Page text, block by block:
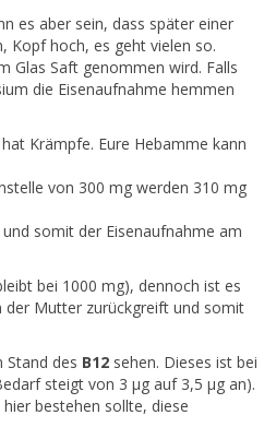
es aber sein, dass später einer
Kopf hoch, es geht vielen so.
Glas Saft genommen wird. Falls
die Eisenaufnahme hemmen
Krämpfe. Eure Hebamme kann
von 300 mg werden 310 mg
somit der Eisenaufnahme am
bei 1000 mg), dennoch ist es
der Mutter zurückgreift und somit
Stand des B12 sehen. Dieses ist bei
steigt von 3 μg auf 3,5 μg an).
bestehen sollte, diese